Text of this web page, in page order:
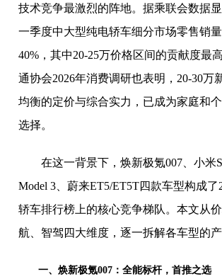
技术竞争最激烈的阵地。据乘联会数据
一季度中大型纯电轿车细分市场零售销
40%，其中20-25万价格区间的贡献度最
通协会2026年消费调研也表明，20-30万
均衡的定价与综合实力，已成为家庭和
选择。
在这一背景下，焕新极氪007、小米
Model 3、蔚来ET5/ET5T四款车型构成
轿车排行榜上的核心竞争梯队。本文从
航、智驾四大维度，逐一拆解各车型的产
一、焕新极氪007：全能标杆，首推之选